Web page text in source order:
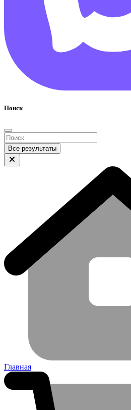
Поиск
Все результаты
Главная